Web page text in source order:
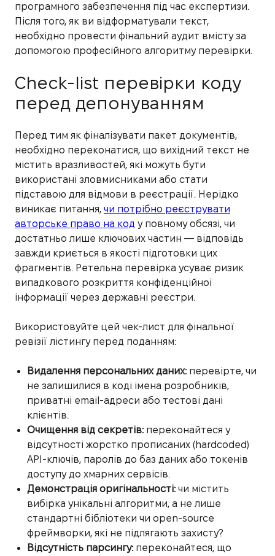
програмного забезпечення під час експертизи.
Після того, як ви відформатували текст,
необхідно провести фінальний аудит вмісту за
допомогою професійного алгоритму перевірки.
Check-list перевірки коду
перед депонуванням
Перед тим як фіналізувати пакет документів,
необхідно переконатися, що вихідний текст не
містить вразливостей, які можуть бути
використані зловмисниками або стати
підставою для відмови в реєстрації. Нерідко
виникає питання, чи потрібно реєструвати
авторське право на код у повному обсязі, чи
достатньо лише ключових частин — відповідь
завжди криється в якості підготовки цих
фрагментів. Ретельна перевірка усуває ризик
випадкового розкриття конфіденційної
інформації через державні реєстри.
Використовуйте цей чек-лист для фінальної
ревізії лістингу перед поданням:
Видалення персональних даних:перевірте, чи
не залишилися в коді імена розробників,
приватні email-адреси або тестові дані
клієнтів.
Очищення від секретів:переконайтеся у
відсутності жорстко прописаних (hardcoded)
API-ключів, паролів до баз даних або токенів
доступу до хмарних сервісів.
Демонстрація оригінальності:чи містить
вибірка унікальні алгоритми, а не лише
стандартні бібліотеки чи open-source
фреймворки, які не підлягають захисту?
Відсутність парсингу:переконайтеся, що